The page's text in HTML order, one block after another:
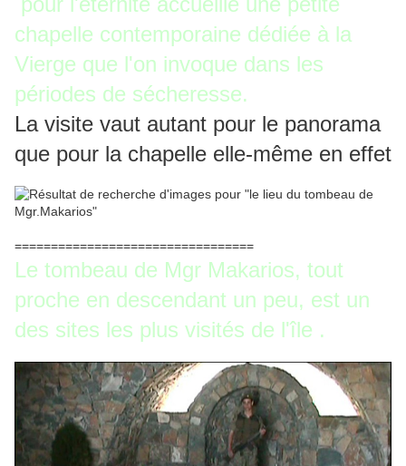
chapelle contemporaine dédiée à la
Vierge que l'on invoque dans les
périodes de sécheresse.
La visite vaut autant pour le panorama
que pour la chapelle elle-même en effet
=================================
Le tombeau de Mgr Makarios, tout
proche en descendant un peu, est un
des sites les plus visités de l'île .